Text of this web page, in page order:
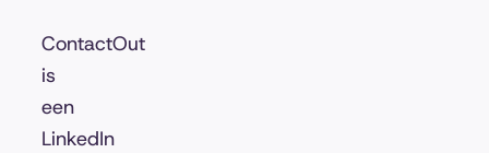
ContactOut
is
een
LinkedIn